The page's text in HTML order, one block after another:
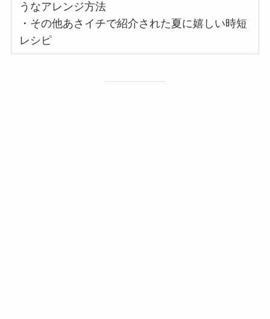
うなアレンジ方法
・その他あさイチで紹介された夏に嬉しい時短
レシピ